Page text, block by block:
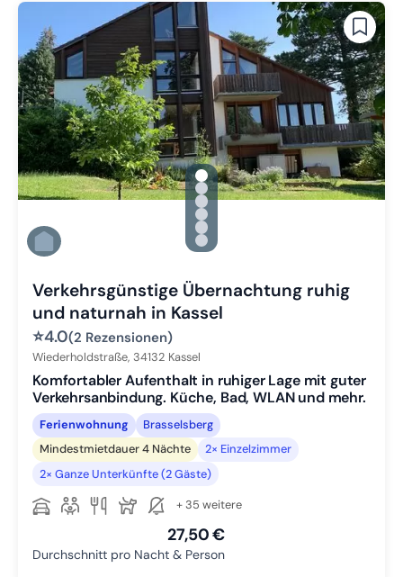
gallery.slide_selector
Zu Slide 1 wechseln
Zu Slide 2 wechseln
Zu Slide 3 wechseln
Zu Slide 4 wechseln
Zu Slide 5 wechseln
Zu Slide 6 wechseln
Verkehrsgünstige Übernachtung ruhig
und naturnah in Kassel
⭐4.0(2 Rezensionen)
Wiederholdstraße, 34132 Kassel
Komfortabler Aufenthalt in ruhiger Lage mit guter
Verkehrsanbindung. Küche, Bad, WLAN und mehr.
Ferienwohnung
Brasselsberg
Mindestmietdauer 4 Nächte
2× Einzelzimmer
2× Ganze Unterkünfte (2 Gäste)
+ 35 weitere
27,50 €
Durchschnitt pro Nacht & Person